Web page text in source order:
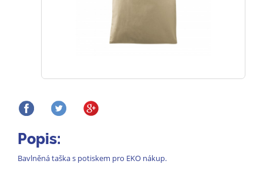
Popis:
Bavlněná taška s potiskem pro EKO nákup.